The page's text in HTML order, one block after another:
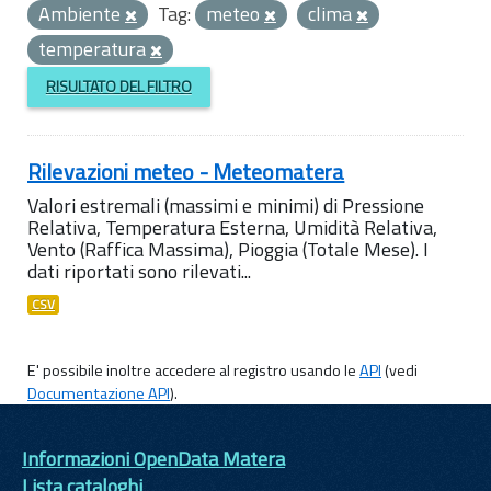
Ambiente
Tag: meteo
clima
temperatura
RISULTATO DEL FILTRO
Rilevazioni meteo - Meteomatera
Valori estremali (massimi e minimi) di Pressione
Relativa, Temperatura Esterna, Umidità Relativa,
Vento (Raffica Massima), Pioggia (Totale Mese). I
dati riportati sono rilevati...
CSV
E' possibile inoltre accedere al registro usando leAPI(vedi
Documentazione API).
Informazioni OpenData Matera